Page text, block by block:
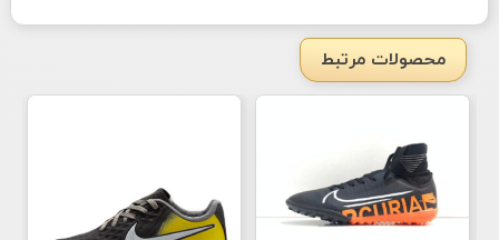
محصولات مرتبط